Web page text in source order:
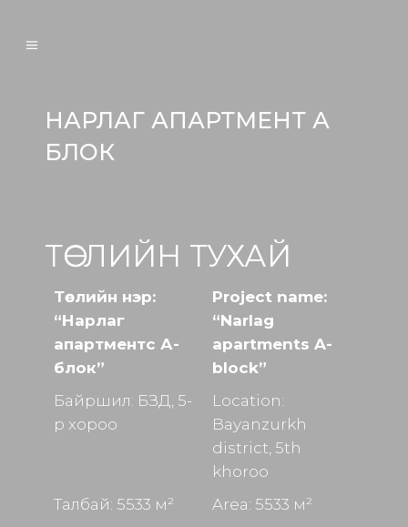
НАРЛАГ АПАРТМЕНТ А
БЛОК
ТӨСЛИЙН ТУХАЙ
Төслийн нэр:
“Нарлаг
апартментс А-
блок”
Project name:
“Narlag
apartments A-
block”
Байршил: БЗД, 5-
р хороо
Location:
Bayanzurkh
district, 5th
khoroo
Талбай: 5533 м²
Area: 5533 м²